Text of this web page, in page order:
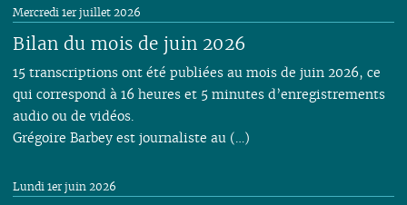
Bilan du mois de juin 2026
Mercredi 1er juillet 2026
15 transcriptions ont été publiées au mois de juin 2026, ce
qui correspond à 16 heures et 5 minutes d’enregistrements
audio ou de vidéos.
Grégoire Barbey est journaliste au (…)
Lundi 1er juin 2026